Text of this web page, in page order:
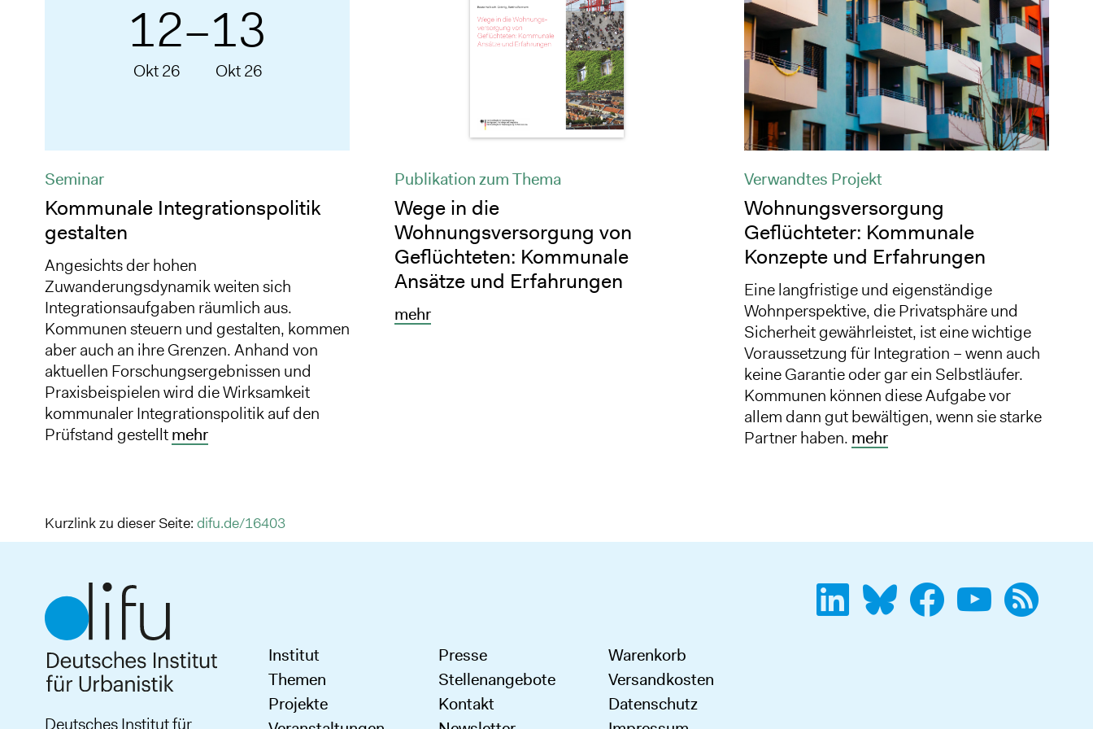
12
Okt 26
–13
Okt 26
Seminar
Kommunale Integrationspolitik
gestalten
Angesichts der hohen
Zuwanderungsdynamik weiten sich
Integrationsaufgaben räumlich aus.
Kommunen steuern und gestalten, kommen
aber auch an ihre Grenzen. Anhand von
aktuellen Forschungsergebnissen und
Praxisbeispielen wird die Wirksamkeit
kommunaler Integrationspolitik auf den
Prüfstand gestelltmehr
Publikation zum Thema
Wege in die
Wohnungsversorgung von
Geflüchteten: Kommunale
Ansätze und Erfahrungen
mehr
Verwandtes Projekt
Wohnungsversorgung
Geflüchteter: Kommunale
Konzepte und Erfahrungen
Eine langfristige und eigenständige
Wohnperspektive, die Privatsphäre und
Sicherheit gewährleistet, ist eine wichtige
Voraussetzung für Integration – wenn auch
keine Garantie oder gar ein Selbstläufer.
Kommunen können diese Aufgabe vor
allem dann gut bewältigen, wenn sie starke
Partner haben. mehr
Kurzlink zu dieser Seite: difu.de/16403
Institut
Themen
Projekte
Presse
Stellenangebote
Kontakt
Warenkorb
Versandkosten
Datenschutz
Deutsches Institut für